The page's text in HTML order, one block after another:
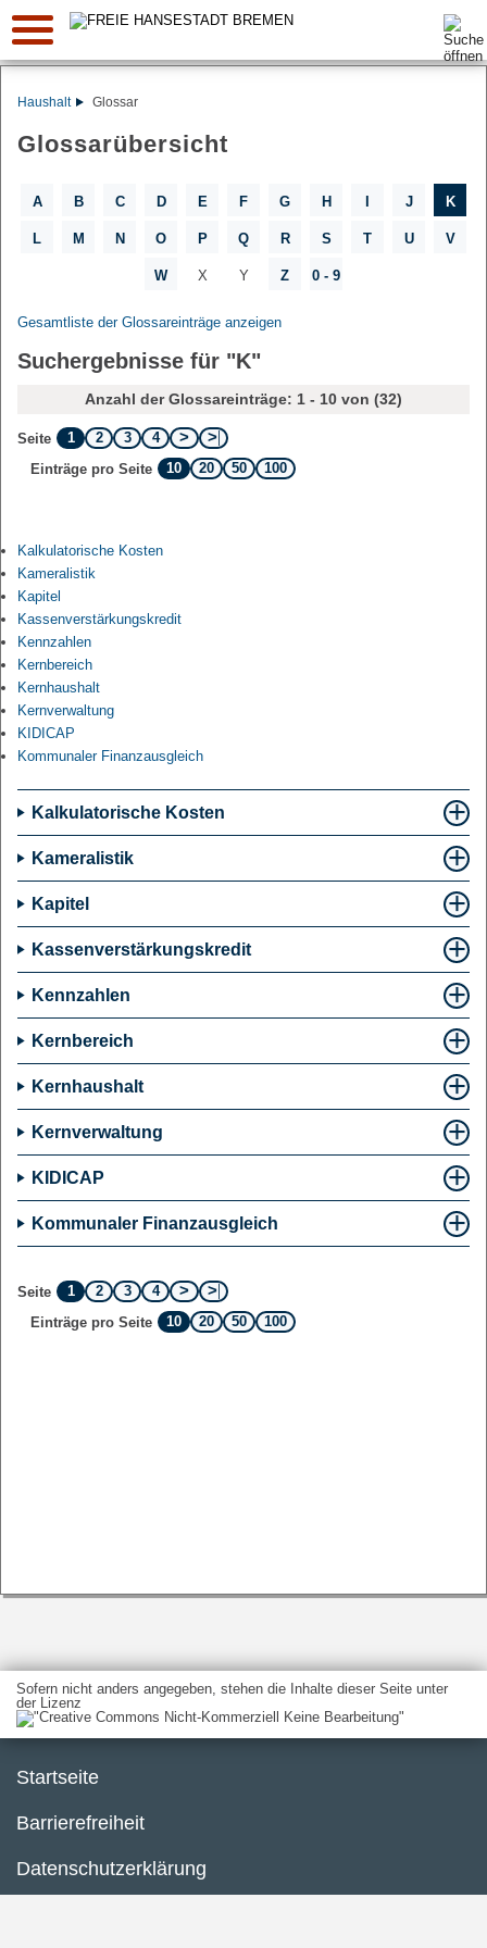
Suche:
Haushalt Glossar
Glossarübersicht
A B C D E F G H J K
L M N O P Q R S T U V
W X Y Z 0 - 9
Gesamtliste der Glossareinträge anzeigen
Suchergebnisse für "K"
Anzahl der Glossareinträge: 1 - 10 von (32)
Seite 1 2 3
4
Einträge pro Seite
10 20 50 100
Kalkulatorische Kosten
Kameralistik
Kapitel
Kassenverstärkungskredit
Kennzahlen
Kernbereich
Kernhaushalt
Kernverwaltung
KIDICAP
Kommunaler Finanzausgleich
Kalkulatorische Kosten
Kameralistik
Kapitel
Kassenverstärkungskredit
Kennzahlen
Kernbereich
Kernhaushalt
Kernverwaltung
KIDICAP
Kommunaler Finanzausgleich
Seite 1 2 3
4
Einträge pro Seite
10 20 50 100
Sofern nicht anders angegeben, stehen die Inhalte dieser Seite unter
der Lizenz
Startseite
Barrierefreiheit
Datenschutzerklärung